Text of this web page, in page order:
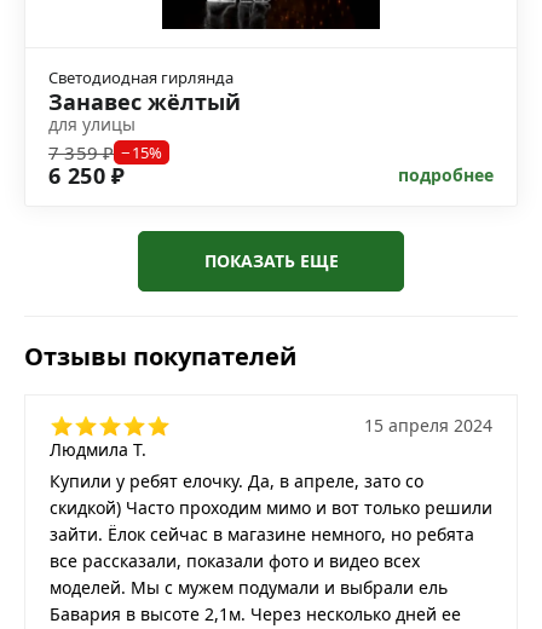
Светодиодная гирлянда
Занавес жёлтый
для улицы
7 359 ₽ −15%
6 250 ₽ подробнее
ПОКАЗАТЬ ЕЩЕ
Отзывы покупателей
Людмила Т.
15 апреля 2024
Купили у ребят елочку. Да, в апреле, зато со
скидкой) Часто проходим мимо и вот только решили
зайти. Ёлок сейчас в магазине немного, но ребята
все рассказали, показали фото и видео всех
моделей. Мы с мужем подумали и выбрали ель
Бавария в высоте 2,1м. Через несколько дней ее